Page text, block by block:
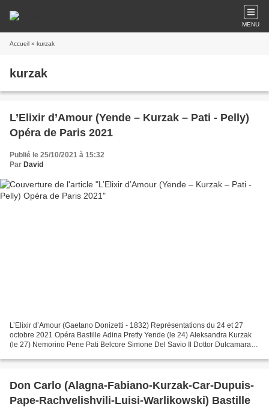
MENU
Accueil » kurzak
kurzak
L’Elixir d’Amour (Yende – Kurzak – Pati - Pelly)
Opéra de Paris 2021
Publié le 25/10/2021 à 15:32
Par David
L’Elixir d’Amour (Gaetano Donizetti - 1832) Représentations du 24 et 27
octobre 2021 Opéra Bastille Adina Pretty Yende (le 24) Aleksandra Kurzak
(le 27) Nemorino Pene Pati Belcore Simone Del Savio Il Dottor Dulcamara
Don Carlo (Alagna-Fabiano-Kurzak-Car-Dupuis-
Pape-Rachvelishvili-Luisi-Warlikowski) Bastille